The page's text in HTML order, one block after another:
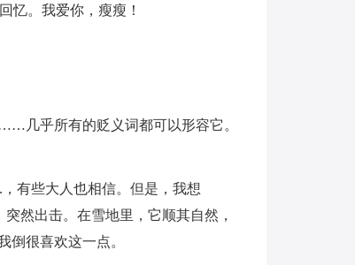
忆。我爱你，瘦瘦！
几乎所有的贬义词都可以形容它。
有些大人也相信。但是，我想
然出击。在雪地里，它顺其自然，
倒很喜欢这一点。